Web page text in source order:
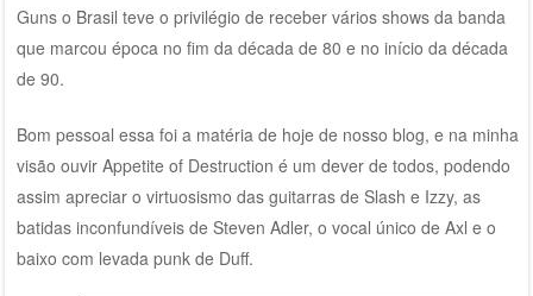
Guns o Brasil teve o privilégio de receber vários shows da banda
que marcou época no fim da década de 80 e no início da década
de 90.
Bom pessoal essa foi a matéria de hoje de nosso blog, e na minha
visão ouvir Appetite of Destruction é um dever de todos, podendo
assim apreciar o virtuosismo das guitarras de Slash e Izzy, as
batidas inconfundíveis de Steven Adler, o vocal único de Axl e o
baixo com levada punk de Duff.